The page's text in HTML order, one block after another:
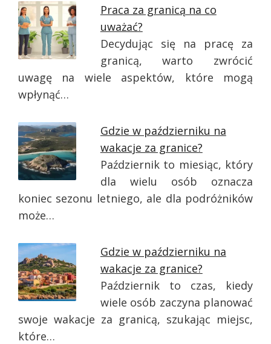
Praca za granicą na co
uważać?
Decydując się na pracę za
granicą, warto zwrócić
uwagę na wiele aspektów, które mogą
wpłynąć…
Gdzie w październiku na
wakacje za granice?
Październik to miesiąc, który
dla wielu osób oznacza
koniec sezonu letniego, ale dla podróżników
może…
Gdzie w październiku na
wakacje za granice?
Październik to czas, kiedy
wiele osób zaczyna planować
swoje wakacje za granicą, szukając miejsc,
które…